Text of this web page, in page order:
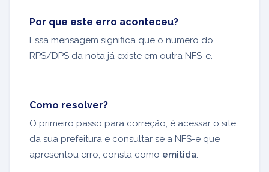
Por que este erro aconteceu?
Essa mensagem significa que o número do
RPS/DPS da nota já existe em outra NFS-e.
Como resolver?
O primeiro passo para correção, é acessar o site
da sua prefeitura e consultar se a NFS-e que
apresentou erro, consta como emitida.